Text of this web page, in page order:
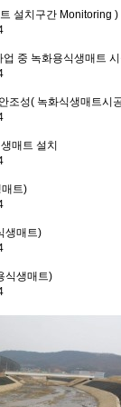
설치구간 Monitoring )
중 녹화용식생매트
조성( 녹화식생매트시
매트 설치
트)
생매트)
식생매트)